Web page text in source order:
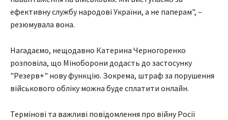
ефективну службу народові України, а не паперам", –
резюмувала вона.
Нагадаємо, нещодавно Катерина Черногоренко
розповіла, що Міноборони додасть до застосунку
"Резерв+" нову функцію. Зокрема, штраф за порушення
військового обліку можна буде сплатити онлайн.
Термінові та важливі повідомлення про війну Росії